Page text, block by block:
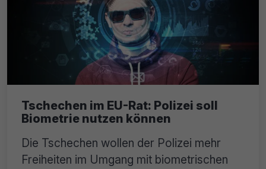
Tschechen im EU-Rat: Polizei soll
Biometrie nutzen können
Die Tschechen wollen der Polizei mehr
Freiheiten im Umgang mit biometrischen